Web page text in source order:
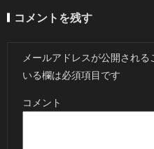
コメントを残す
メールアドレスが公開される
いる欄は必須項目です
コメント